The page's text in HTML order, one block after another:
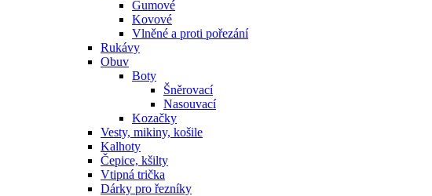
Gumové
Kovové
Vlněné a proti pořezání
Rukávy
Obuv
Boty
Šněrovací
Nasouvací
Kozačky
Vesty, mikiny, košile
Kalhoty
Čepice, kšilty
Vtipná trička
Dárky pro řezníky